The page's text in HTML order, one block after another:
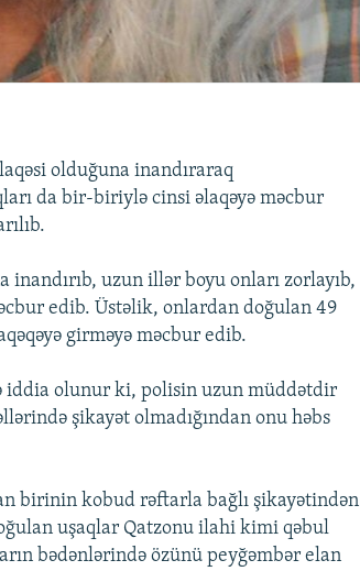
olduğuna inandıraraq
da bir-biriylə cinsi əlaqəyə məcbur
inandırıb, uzun illər boyu onları zorlayıb,
edib. Üstəlik, onlardan doğulan 49
girməyə məcbur edib.
iddia olunur ki, polisin uzun müddətdir
şikayət olmadığından onu həbs
birinin kobud rəftarla bağlı şikayətindən
uşaqlar Qatzonu ilahi kimi qəbul
bədənlərində özünü peyğəmbər elan